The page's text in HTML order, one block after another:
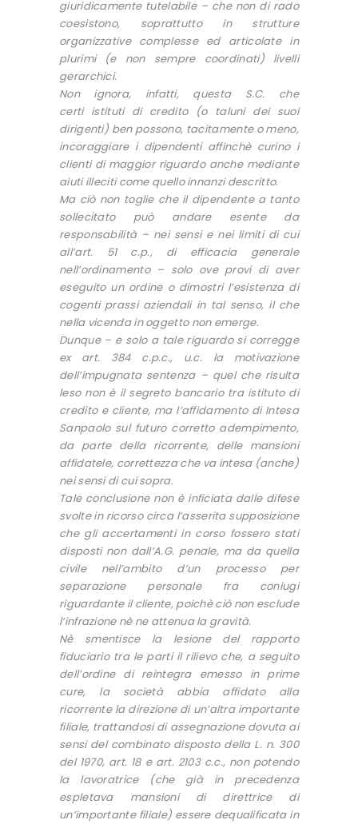
giuridicamente tutelabile – che non di rado
coesistono, soprattutto in strutture
organizzative complesse ed articolate in
plurimi (e non sempre coordinati) livelli
gerarchici.
Non ignora, infatti, questa S.C. che
certi istituti di credito (o taluni dei suoi
dirigenti) ben possono, tacitamente o meno,
incoraggiare i dipendenti affinchè curino i
clienti di maggior riguardo anche mediante
aiuti illeciti come quello innanzi descritto.
Ma ciò non toglie che il dipendente a tanto
sollecitato può andare esente da
responsabilità – nei sensi e nei limiti di cui
all’art. 51 c.p., di efficacia generale
nell’ordinamento – solo ove provi di aver
eseguito un ordine o dimostri l’esistenza di
cogenti prassi aziendali in tal senso, il che
nella vicenda in oggetto non emerge.
Dunque – e solo a tale riguardo si corregge
ex art. 384 c.p.c., u.c. la motivazione
dell’impugnata sentenza – quel che risulta
leso non è il segreto bancario tra istituto di
credito e cliente, ma l’affidamento di Intesa
Sanpaolo sul futuro corretto adempimento,
da parte della ricorrente, delle mansioni
affidatele, correttezza che va intesa (anche)
nei sensi di cui sopra.
Tale conclusione non è inficiata dalle difese
svolte in ricorso circa l’asserita supposizione
che gli accertamenti in corso fossero stati
disposti non dall’A.G. penale, ma da quella
civile nell’ambito d’un processo per
separazione personale fra coniugi
riguardante il cliente, poichè ciò non esclude
l’infrazione nè ne attenua la gravità.
Nè smentisce la lesione del rapporto
fiduciario tra le parti il rilievo che, a seguito
dell’ordine di reintegra emesso in prime
cure, la società abbia affidato alla
ricorrente la direzione di un’altra importante
filiale, trattandosi di assegnazione dovuta ai
sensi del combinato disposto della L. n. 300
del 1970, art. 18 e art. 2103 c.c., non potendo
la lavoratrice (che già in precedenza
espletava mansioni di direttrice di
un’importante filiale) essere dequalificata in